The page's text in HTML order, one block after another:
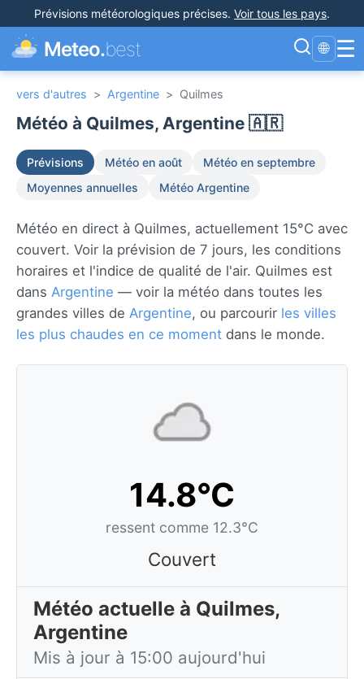
Prévisions météorologiques précises. Voir tous les pays.
Meteo.best 🌐 ☰
vers d'autres > Argentine > Quilmes
Météo à Quilmes, Argentine 🇦🇷
Prévisions Météo en août
Météo en septembre
Moyennes annuelles
Météo Argentine
Météo en direct à Quilmes, actuellement 15°C avec
couvert. Voir la prévision de 7 jours, les conditions
horaires et l'indice de qualité de l'air. Quilmes est
dans Argentine — voir la météo dans toutes les
grandes villes de Argentine, ou parcourir les villes
les plus chaudes en ce moment dans le monde.
14.8°C
ressent comme 12.3°C
Couvert
Météo actuelle à Quilmes,
Argentine
Mis à jour à 15:00 aujourd'hui